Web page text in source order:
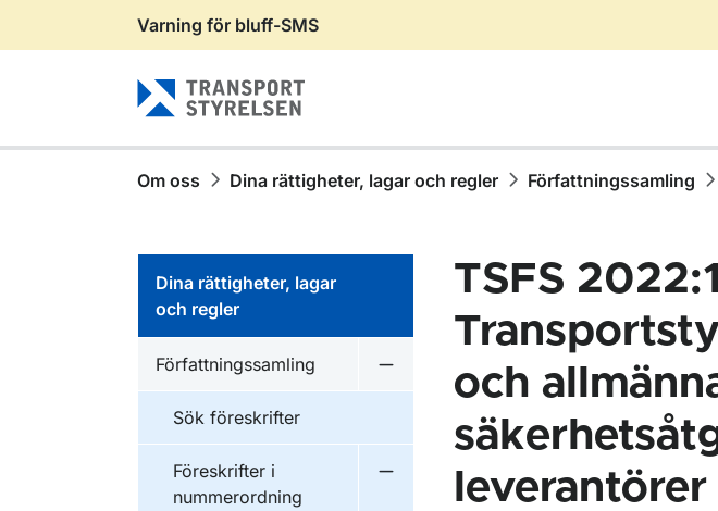
Gå till sidans innehåll
Varning för bluff-SMS
Om oss Dina rättigheter, lagar och regler Författningssamling
Dina rättigheter, lagar
och regler
Författningssamling
Undermeny för Författningssamling
Sök föreskrifter
Föreskrifter i
nummerordning
Undermeny för Föreskrifter i
TSFS
och